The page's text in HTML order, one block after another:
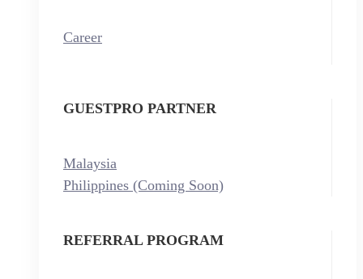
Career
GUESTPRO PARTNER
Malaysia
Philippines (Coming Soon)
REFERRAL PROGRAM